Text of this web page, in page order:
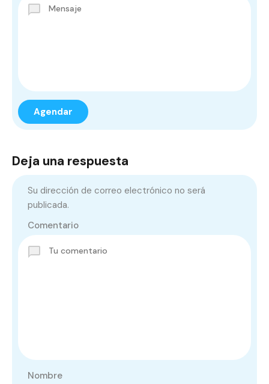
Deja una respuesta
Su dirección de correo electrónico no será
publicada.
Comentario
Nombre